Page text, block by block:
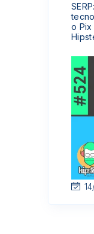
o Pix